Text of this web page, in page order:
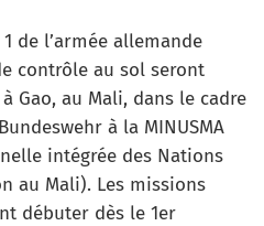
de l’armée allemande
contrôle au sol seront
Gao, au Mali, dans le cadre
à la MINUSMA
intégrée des Nations
au Mali). Les missions
débuter dès le 1er